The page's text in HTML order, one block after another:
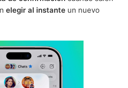
elegir al instante un nuevo